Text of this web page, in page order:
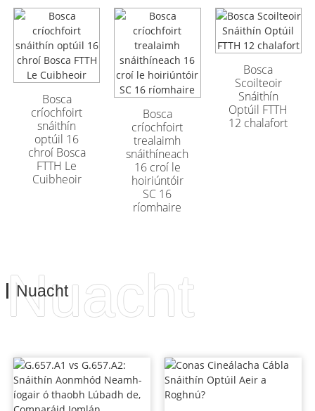
Bosca
críochfoirt
snáithín
optúil 16
chroí Bosca
FTTH Le
Cuibheoir
Bosca
críochfoirt
trealaimh
snáithíneach
16 croí le
hoiriúntóir
SC 16
ríomhaire
Bosca
Scoilteoir
Snáithín
Optúil FTTH
12 chalafort
Cábla Optúil
Lasmuigh Armúrtha
GYFTA53 96 Croí
Cábla Optúil
Lasmuigh Armúrtha
GYFTA53 96 Croí
Nuacht
Nuacht